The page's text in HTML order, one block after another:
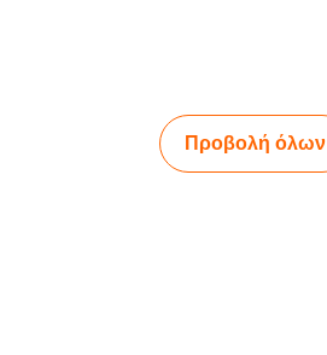
Προβολή όλων